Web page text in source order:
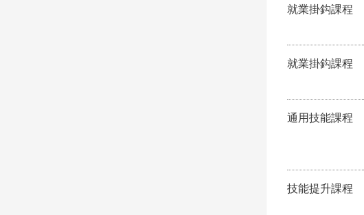
就業掛鈎課程
就業掛鈎課程
通用技能課程
技能提升課程